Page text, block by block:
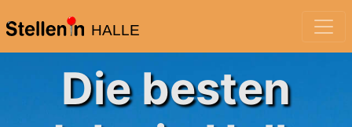
HALLE
Die besten